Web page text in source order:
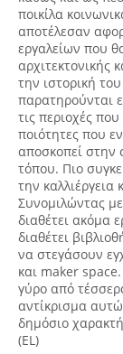
ποικίλα
αποτέλεσαν
εργαλείων που
αρχιτεκτονικής
την ιστορική του
παρατηρούνται
τις περιοχές
ποιότητες που
αποσκοπεί στην
τόπου. Πιο
την
Συνομιλώντας
διαθέτει ακόμα
διαθέτει
να στεγάσουν
και maker
γύρο από
αντίκρισμα
δημόσιο
(EL)